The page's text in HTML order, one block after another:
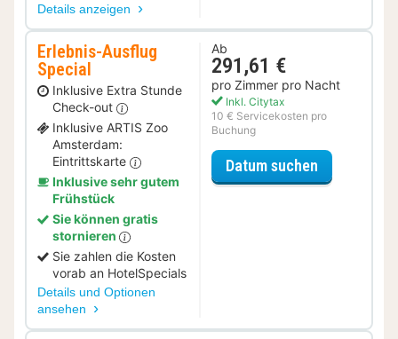
Details anzeigen
Erlebnis-Ausflug
Special
Inklusive Extra Stunde
Check-out
Inklusive ARTIS Zoo
Amsterdam:
Eintrittskarte
Inklusive sehr gutem
Frühstück
Sie können gratis
stornieren
Sie zahlen die Kosten
vorab an HotelSpecials
Details und Optionen
ansehen
Ab
291,61 €
pro Zimmer pro Nacht
Inkl. Citytax
10 € Servicekosten pro
Buchung
Datum suchen